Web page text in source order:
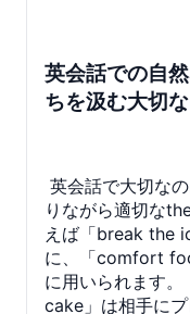
英会話での自
ちを汲む大切
英会話で大切な
りながら適切な
えば「break the
に、「comfort
に用いられます
cake」は相手に